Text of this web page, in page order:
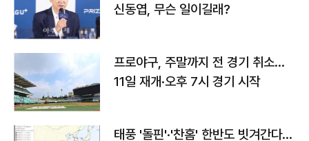
신동엽, 무슨 일이길래?
프로야구, 주말까지 전 경기 취소…
11일 재개·오후 7시 경기 시작
태풍 '돌핀'·'찬홈' 한반도 빗겨간다…